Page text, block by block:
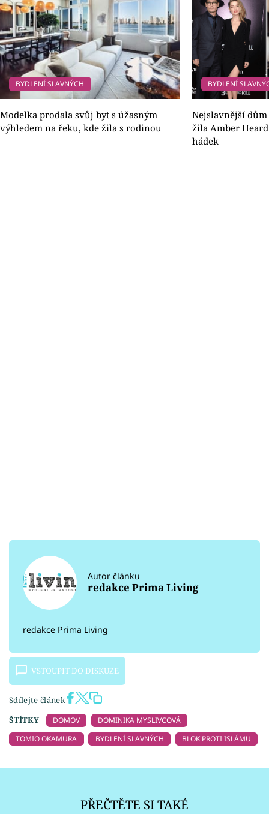
BYDLENÍ SLAVNÝCH
Modelka prodala svůj byt s úžasným
výhledem na řeku, kde žila s rodinou
BYDLENÍ
Nejslavnější dům
žila Amber
hádek
Autor článku
redakce Prima Living
redakce Prima Living
VSTOUPIT DO DISKUZE
Sdílejte článek
ŠTÍTKY
DOMOV
DOMINIKA MYSLIVCOVÁ
TOMIO OKAMURA
BYDLENÍ SLAVNÝCH BLOK PROTI ISLÁMU
PŘEČTĚTE SI TAKÉ